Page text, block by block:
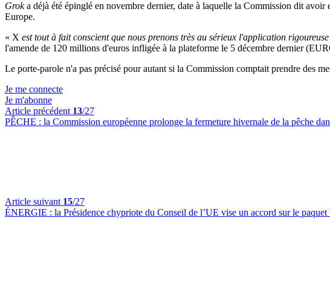
Groka déjà été épinglé en novembre dernier, date à laquelle la Commission dit avoir
Europe.
« X est tout à fait conscient que nous prenons très au sérieux l'application
l'amende de 120 millions d'euros infligée à la plateforme le 5 décembre dernier
Le porte-parole n'a pas précisé pour autant si la Commission comptait prendre des
Je me connecte
Je m'abonne
Article précédent 13/27
PÊCHE : la Commission européenne prolonge la fermeture hivernale de la pêche
Article suivant 15/27
ÉNERGIE : la Présidence chypriote du Conseil de l’UE vise un accord sur le